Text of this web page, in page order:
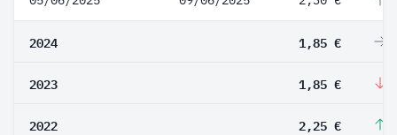
2024 1,85 €
2023 1,85 €
2022 2,25 €